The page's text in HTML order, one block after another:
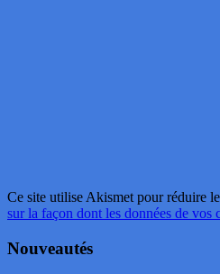
Ce site utilise Akismet pour réduire
sur la façon dont les données de vos
Nouveautés